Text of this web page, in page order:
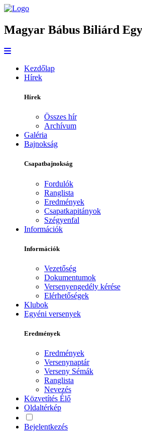
Magyar Bábus Biliárd
Kezdőlap
Hírek
Hírek
Összes hír
Archívum
Galéria
Bajnokság
Csapatbajnokság
Fordulók
Ranglista
Eredmények
Csapatkapitányok
Szégyenfal
Információk
Információk
Vezetőség
Dokumentumok
Versenyengedély kérése
Elérhetőségek
Klubok
Egyéni versenyek
Eredmények
Eredmények
Versenynaptár
Verseny Sémák
Ranglista
Nevezés
Közvetítés Élő
Oldaltérkép
Bejelentkezés